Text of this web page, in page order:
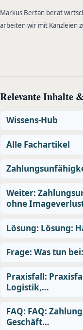
Markus Bertan berät
arbeiten wir mit Kanzleien
Relevante Inhalte
Wissens-Hub
Alle Fachartikel
Weiter:
ohne
Lösung: Lösung:
Frage: Was tun
Praxisfall:
Logistik,…
FAQ: FAQ:
Geschäft…